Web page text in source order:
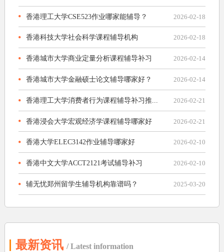
香港理工大学CSE523作业哪家能辅导？ 2026-02-18
香港科技大学社会科学课程辅导机构 2026-02-18
香港城市大学商业定量分析课程辅导补习 2026-02-14
香港城市大学金融硕士论文辅导哪家好？ 2026-02-14
香港理工大学消费者行为课程辅导补习推... 2026-02-21
香港浸会大学宏观经济学课程辅导哪家好 2026-02-21
香港大学ELEC3142作业辅导哪家好 2026-02-10
香港中文大学ACCT2121考试辅导补习 2026-02-10
辅无忧郑州留学生辅导机构靠谱吗？ 2025-03-20
最新资讯 / Latest information